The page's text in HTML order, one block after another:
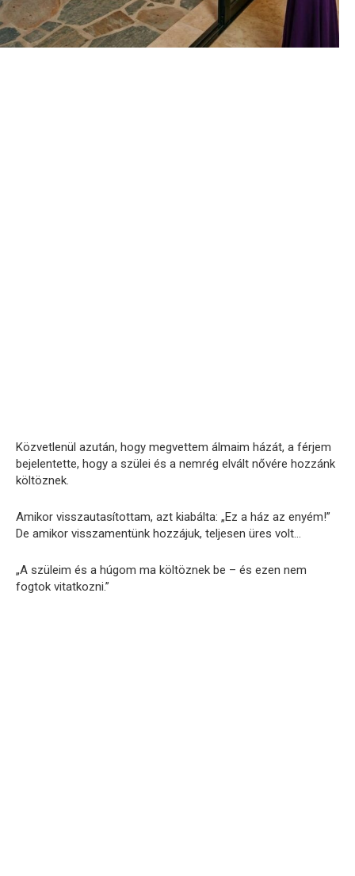
Közvetlenül azután, hogy megvettem álmaim házát, a férjem
bejelentette, hogy a szülei és a nemrég elvált nővére hozzánk
költöznek.
Amikor visszautasítottam, azt kiabálta: „Ez a ház az enyém!”
De amikor visszamentünk hozzájuk, teljesen üres volt…
„A szüleim és a húgom ma költöznek be – és ezen nem
fogtok vitatkozni.”